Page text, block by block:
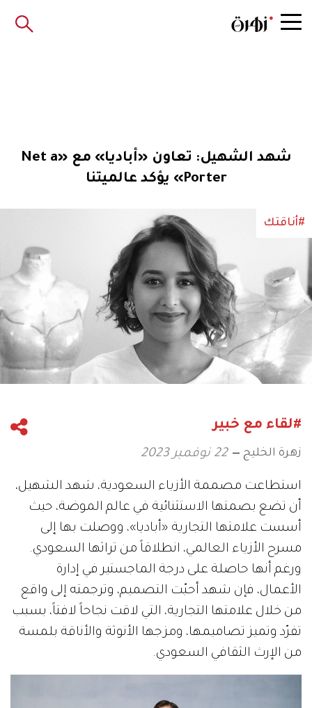
شهد الشهيل: تعاون «أباديا» مع «Net a
Porter» يؤكد عالميتنا
#أناقتك
#لقاء مع خبير
زهرة الخليج 22 نوفمبر 2023
استطاعت مصممة الأزياء السعودية، شهد الشهيل،
أن تضع بصمتها الاستثنائية في عالم الموضة، حيث
أسست علامتها التجارية «أباديا»، ووصلت بها إلى
مسرح الأزياء العالمي، انطلاقاً من تراثها السعودي.
ورغم أنها حاصلة على درجة الماجستير في إدارة
الأعمال، فإن شهد أحبّت التصميم، وترجمته إلى واقع
من خلال علامتها التجارية، التي لاقت نجاحاً لافتاً، بسبب
تفرّد وتميز تصاميمها، ومزجها الأنوثة والأناقة بلمسة
من الإرث الثقافي السعودي.